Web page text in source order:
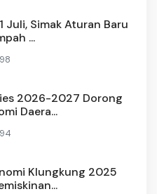
Juli, Simak Aturan Baru
...
2026-2027 Dorong
Daera...
Klungkung 2025